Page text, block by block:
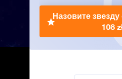
Назовите звезду
108